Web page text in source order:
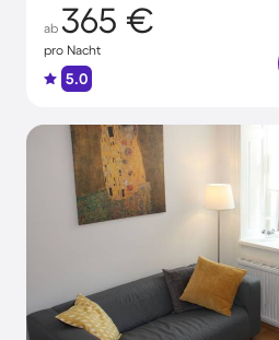
ab 365 €
pro Nacht
5.0